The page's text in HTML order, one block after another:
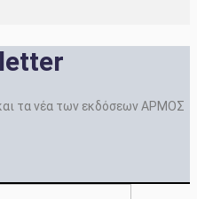
τα νέα των εκδόσεων ΑΡΜΟΣ